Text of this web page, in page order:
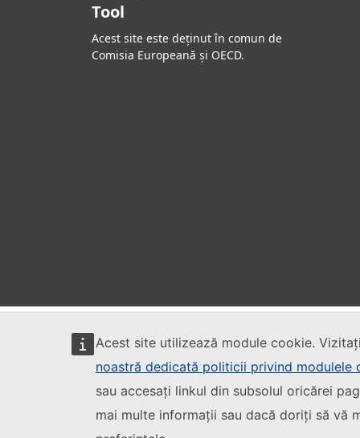
Acest site utilizează module cookie.
noastră dedicată politicii privind modulele
sau accesați linkul din subsolul oricărei
mai multe informații sau dacă doriți să vă
Tool
Acest site este deținut în comun de
Comisia Europeană și OECD.